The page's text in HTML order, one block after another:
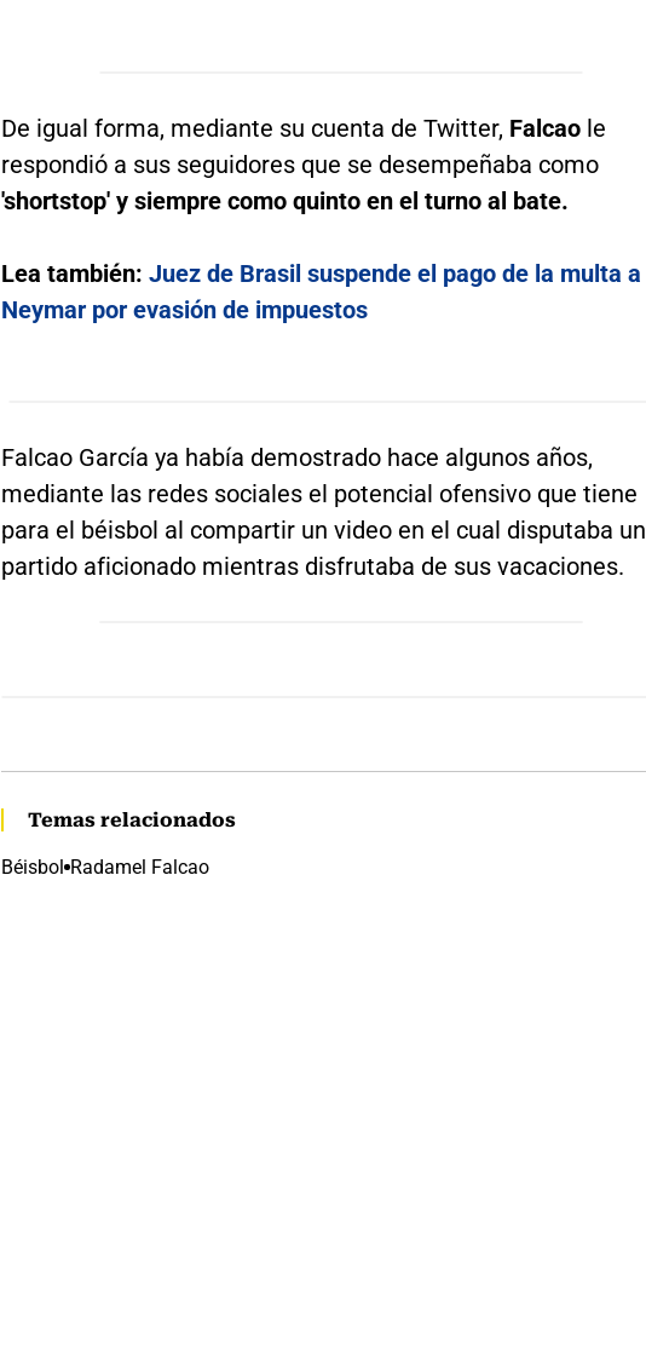
De igual forma, mediante su cuenta de Twitter, Falcao le
respondió a sus seguidores que se desempeñaba como
'shortstop' y siempre como quinto en el turno al bate.
Lea también: Juez de Brasil suspende el pago de la multa a
Neymar por evasión de impuestos
Falcao García ya había demostrado hace algunos años,
mediante las redes sociales el potencial ofensivo que tiene
para el béisbol al compartir un video en el cual disputaba un
partido aficionado mientras disfrutaba de sus vacaciones.
Temas relacionados
Béisbol Radamel Falcao